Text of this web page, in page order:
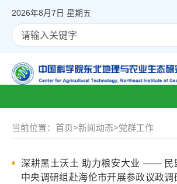
2026年8月7日 星期五
当前位置： 首页>新闻动态>党群工作
深耕黑土沃土 助力粮安大业 —— 民
中央调研组赴海伦市开展参政议政调